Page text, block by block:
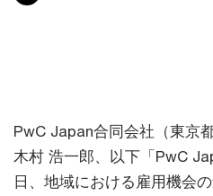
PwC Japan合同会社（東京
木村 浩一郎、以下「PwC
日、地域における雇用機会